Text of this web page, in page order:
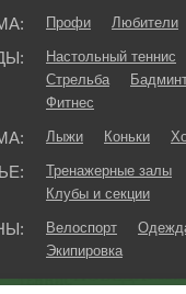
Профи Любители
Настольный теннис
Стрельба
Фитнес
Лыжи Коньки
Тренажерные залы
Клубы и секции
Велоспорт
Экипировка